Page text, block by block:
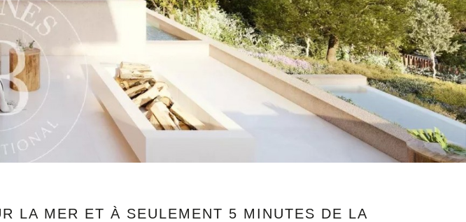
LA MER ET À SEULEMENT 5 MINUTES DE LA